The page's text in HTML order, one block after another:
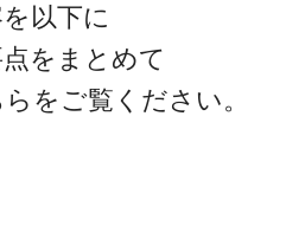
以下に
をまとめて
をご覧ください。